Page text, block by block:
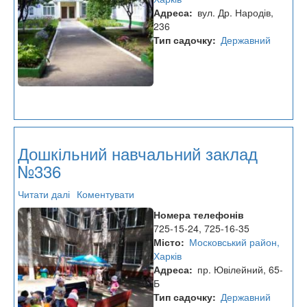
Адреса
вул. Др. Народів,
236
Тип садочку Державний
Дошкільний навчальний заклад
№336
Читати далі про
Дошкільний
навчальний
заклад
№336
Коментувати
Номера телефонів
725-15-24, 725-16-35
Місто
Московський район,
Харків
Адреса
пр. Ювілейний, 65-
Б
Тип садочку Державний